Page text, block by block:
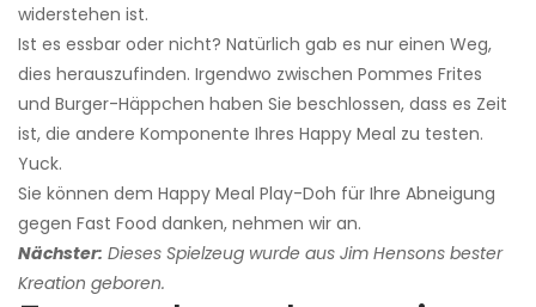
widerstehen ist.
Ist es essbar oder nicht? Natürlich gab es nur einen Weg,
dies herauszufinden. Irgendwo zwischen Pommes Frites
und Burger-Häppchen haben Sie beschlossen, dass es Zeit
ist, die andere Komponente Ihres Happy Meal zu testen.
Yuck.
Sie können dem Happy Meal Play-Doh für Ihre Abneigung
gegen Fast Food danken, nehmen wir an.
Nächster: Dieses Spielzeug wurde aus Jim Hensons bester
Kreation geboren.